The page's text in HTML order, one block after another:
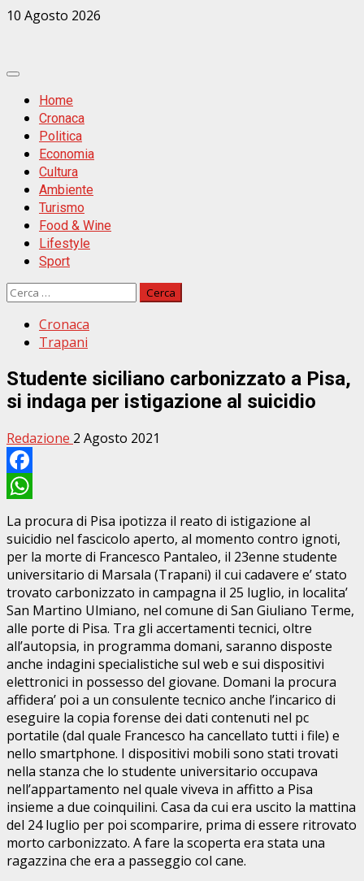
Zum
10 Agosto 2026
Primäres
MenüHome
Cronaca
Politica
Economia
Cultura
Ambiente
Turismo
Food & Wine
Lifestyle
Sport
Ricerca
Cronaca
Trapani
Studente siciliano carbonizzato a Pisa,
si indaga per istigazione al suicidio
Redazione 2 Agosto 2021
Facebook
WhatsApp
La procura di Pisa ipotizza il reato di istigazione al
suicidio nel fascicolo aperto, al momento contro ignoti,
per la morte di Francesco Pantaleo, il 23enne studente
universitario di Marsala (Trapani) il cui cadavere e’ stato
trovato carbonizzato in campagna il 25 luglio, in localita’
San Martino Ulmiano, nel comune di San Giuliano Terme,
alle porte di Pisa. Tra gli accertamenti tecnici, oltre
all’autopsia, in programma domani, saranno disposte
anche indagini specialistiche sul web e sui dispositivi
elettronici in possesso del giovane. Domani la procura
affidera’ poi a un consulente tecnico anche l’incarico di
eseguire la copia forense dei dati contenuti nel pc
portatile (dal quale Francesco ha cancellato tutti i file) e
nello smartphone. I dispositivi mobili sono stati trovati
nella stanza che lo studente universitario occupava
nell’appartamento nel quale viveva in affitto a Pisa
insieme a due coinquilini. Casa da cui era uscito la mattina
del 24 luglio per poi scomparire, prima di essere ritrovato
morto carbonizzato. A fare la scoperta era stata una
ragazzina che era a passeggio col cane.